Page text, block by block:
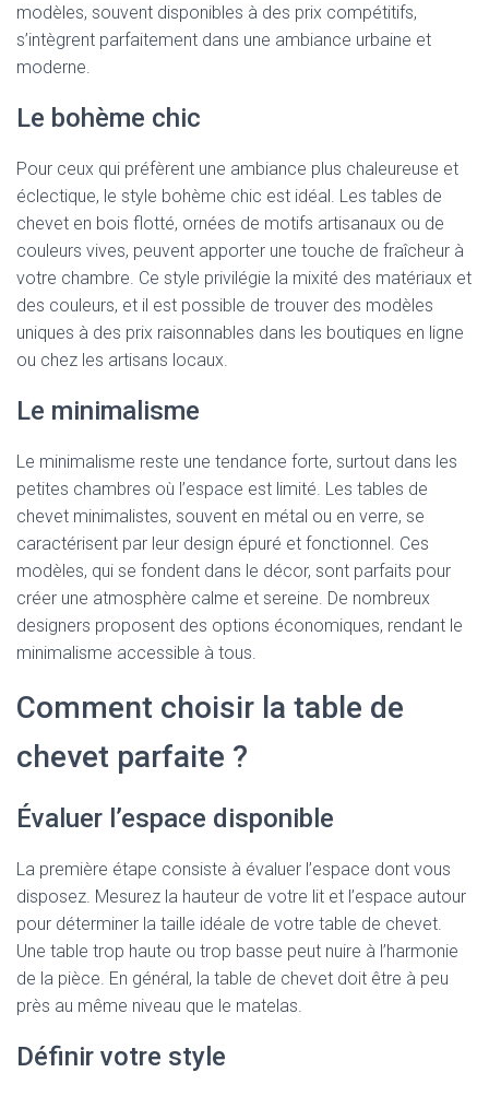
modèles, souvent disponibles à des prix compétitifs,
s’intègrent parfaitement dans une ambiance urbaine et
moderne.
Le bohème chic
Pour ceux qui préfèrent une ambiance plus chaleureuse et
éclectique, le style bohème chic est idéal. Les tables de
chevet en bois flotté, ornées de motifs artisanaux ou de
couleurs vives, peuvent apporter une touche de fraîcheur à
votre chambre. Ce style privilégie la mixité des matériaux et
des couleurs, et il est possible de trouver des modèles
uniques à des prix raisonnables dans les boutiques en ligne
ou chez les artisans locaux.
Le minimalisme
Le minimalisme reste une tendance forte, surtout dans les
petites chambres où l’espace est limité. Les tables de
chevet minimalistes, souvent en métal ou en verre, se
caractérisent par leur design épuré et fonctionnel. Ces
modèles, qui se fondent dans le décor, sont parfaits pour
créer une atmosphère calme et sereine. De nombreux
designers proposent des options économiques, rendant le
minimalisme accessible à tous.
Comment choisir la table de
chevet parfaite ?
Évaluer l’espace disponible
La première étape consiste à évaluer l’espace dont vous
disposez. Mesurez la hauteur de votre lit et l’espace autour
pour déterminer la taille idéale de votre table de chevet.
Une table trop haute ou trop basse peut nuire à l’harmonie
de la pièce. En général, la table de chevet doit être à peu
près au même niveau que le matelas.
Définir votre style